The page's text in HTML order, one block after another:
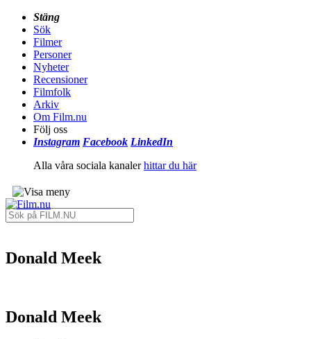
Stäng
Sök
Filmer
Personer
Nyheter
Recensioner
Filmfolk
Arkiv
Om Film.nu
Följ oss
Instagram Facebook LinkedIn
Alla våra sociala kanalerhittar du här
Donald Meek
Donald Meek